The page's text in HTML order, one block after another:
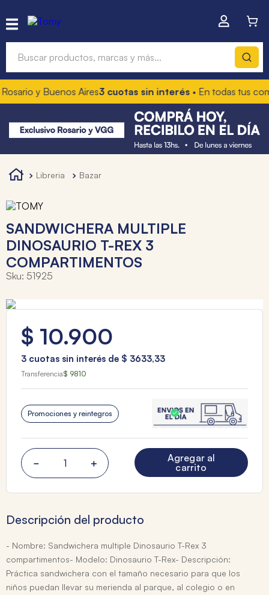
y Buenos Aires3 cuotas sin interés• En todas tus
libreria bazar
SANDWICHERA MULTIPLE
DINOSAURIO T-REX 3
COMPARTIMENTOS
Sku: 51925
$ 10.900
3 cuotas sin interés de $ 3633,33
Transferencia$ 9810
Promociones y reintegros
＋
－
Agregar al
carrito
Descripción del producto
- Nombre: Sandwichera multiple Dinosaurio T-Rex 3
compartimentos- Modelo: Dinosaurio T-Rex- Descripción:
Práctica sandwichera con el tamaño necesario para que los
niños puedan llevar su merienda al parque, al colegio o en
Términos más buscados
1.
hot wheels
3